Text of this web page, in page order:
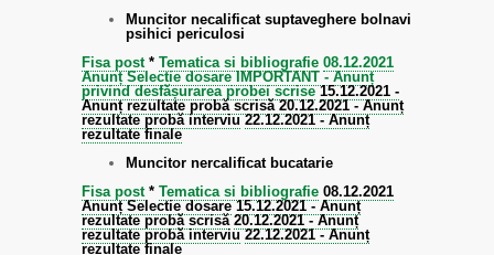
Muncitor necalificat suptaveghere bolnavi
psihici periculosi
Fisa post* Tematica si bibliografie 08.12.2021
Anunț Selectie dosareIMPORTANT - Anunț
privind desfășurarea probei scrise 15.12.2021 -
Anunț rezultate probă scrisă 20.12.2021 - Anunț
rezultate probă interviu 22.12.2021 - Anunț
rezultate finale
Muncitor nercalificat bucatarie
Fisa post* Tematica si bibliografie 08.12.2021
Anunț Selectie dosare 15.12.2021 - Anunț
rezultate probă scrisă 20.12.2021 - Anunț
rezultate probă interviu 22.12.2021 - Anunț
rezultate finale